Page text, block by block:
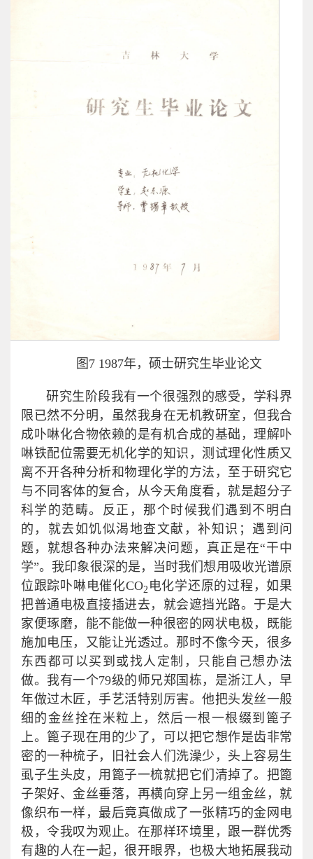
图7 1987年，硕士研究生毕业论文
研究生阶段我有一个很强烈的感受，学科界
限已然不分明，虽然我身在无机教研室，但我合
成卟啉化合物依赖的是有机合成的基础，理解卟
啉铁配位需要无机化学的知识，测试理化性质又
离不开各种分析和物理化学的方法，至于研究它
与不同客体的复合，从今天角度看，就是超分子
科学的范畴。反正，那个时候我们遇到不明白
的，就去如饥似渴地查文献，补知识；遇到问
题，就想各种办法来解决问题，真正是在“干中
学”。我印象很深的是，当时我们想用吸收光谱原
位跟踪卟啉电催化CO2 电化学还原的过程，如果
把普通电极直接插进去，就会遮挡光路。于是大
家便琢磨，能不能做一种很密的网状电极，既能
施加电压，又能让光透过。那时不像今天，很多
东西都可以买到或找人定制，只能自己想办法
做。我有一个79级的师兄郑国栋，是浙江人，早
年做过木匠，手艺活特别厉害。他把头发丝一般
细的金丝拴在米粒上，然后一根一根缀到篦子
上。篦子现在用的少了，可以把它想作是齿非常
密的一种梳子，旧社会人们洗澡少，头上容易生
虱子生头皮，用篦子一梳就把它们清掉了。把篦
子架好、金丝垂落，再横向穿上另一组金丝，就
像织布一样，最后竟真做成了一张精巧的金网电
极，令我叹为观止。在那样环境里，跟一群优秀
有趣的人在一起，很开眼界，也极大地拓展我动